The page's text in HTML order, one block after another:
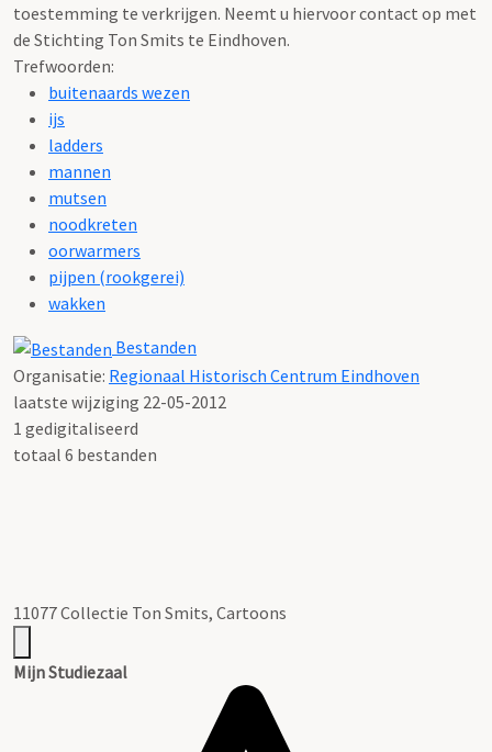
toestemming te verkrijgen. Neemt u hiervoor contact op met
de Stichting Ton Smits te Eindhoven.
Trefwoorden:
buitenaards wezen
ijs
ladders
mannen
mutsen
noodkreten
oorwarmers
pijpen (rookgerei)
wakken
Bestanden
Organisatie: Regionaal Historisch Centrum Eindhoven
laatste wijziging 22-05-2012
1 gedigitaliseerd
totaal 6 bestanden
11077 Collectie Ton Smits, Cartoons
Mijn Studiezaal